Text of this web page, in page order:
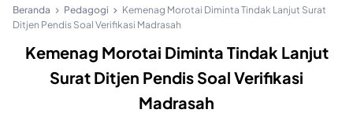
Beranda Pedagogi
Kemenag Morotai Diminta Tindak Lanjut Surat
Ditjen Pendis Soal Verifikasi Madrasah
Kemenag Morotai Diminta Tindak Lanjut
Surat Ditjen Pendis Soal Verifikasi
Madrasah